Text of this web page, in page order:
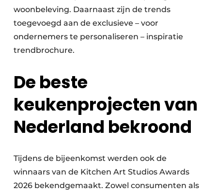
woonbeleving. Daarnaast zijn de trends
toegevoegd aan de exclusieve – voor
ondernemers te personaliseren – inspiratie
trendbrochure.
De beste
keukenprojecten van
Nederland bekroond
Tijdens de bijeenkomst werden ook de
winnaars van de Kitchen Art Studios Awards
2026 bekendgemaakt. Zowel consumenten als